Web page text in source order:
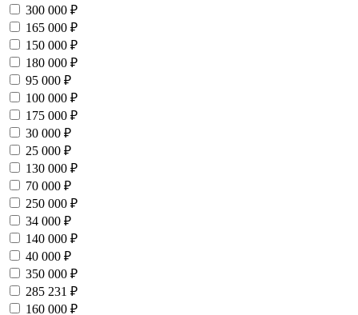
300 000 ₽
165 000 ₽
150 000 ₽
180 000 ₽
95 000 ₽
100 000 ₽
175 000 ₽
30 000 ₽
25 000 ₽
130 000 ₽
70 000 ₽
250 000 ₽
34 000 ₽
140 000 ₽
40 000 ₽
350 000 ₽
285 231 ₽
160 000 ₽